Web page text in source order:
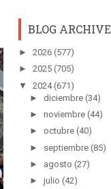
BLOG ARCHIVE
► 2026 (577)
► 2025 (705)
▼
2024 (671)
► diciembre (34)
► noviembre (44)
► octubre (40)
► septiembre (85)
► agosto (27)
► julio (42)